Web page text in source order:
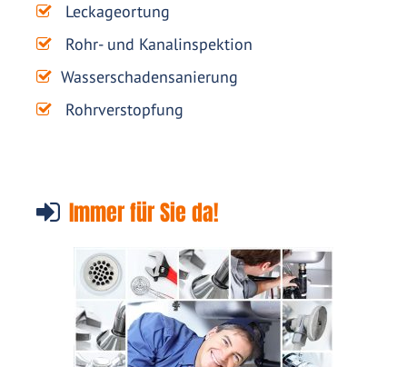
Leckageortung
Rohr- und Kanalinspektion
Wasserschadensanierung
Rohrverstopfung
Immer für Sie da!